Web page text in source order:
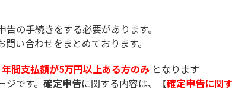
の手続きをする必要があります。
い合わせをまとめております。
年間支払額が5万円以上ある方のみ となります
です。 確定申告に関する内容は、【確定申告に関